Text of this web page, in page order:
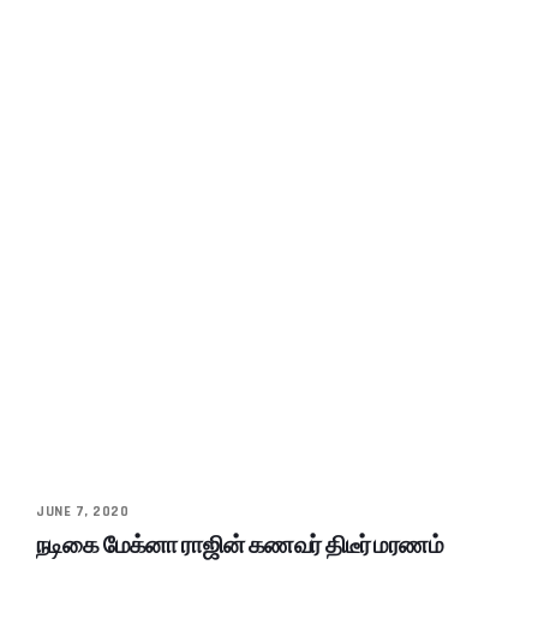
JUNE 7, 2020
நடிகை மேக்னா ராஜின் கணவர் திடீர் மரணம்